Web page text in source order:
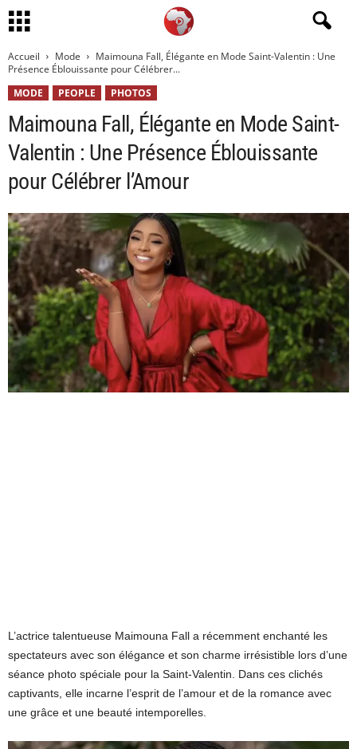
Accueil Mode
Maimouna Fall, Élégante en Mode Saint-Valentin : Une
Présence Éblouissante pour Célébrer...
MODE
PEOPLE PHOTOS
Maimouna Fall, Élégante en Mode Saint-
Valentin : Une Présence Éblouissante
pour Célébrer l’Amour
L’actrice talentueuse Maimouna Fall a récemment enchanté les
spectateurs avec son élégance et son charme irrésistible lors d’une
séance photo spéciale pour la Saint-Valentin. Dans ces clichés
captivants, elle incarne l’esprit de l’amour et de la romance avec
une grâce et une beauté intemporelles.